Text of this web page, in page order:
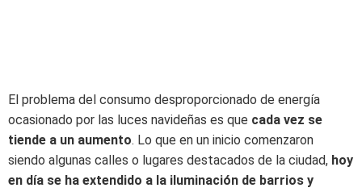
El problema del consumo desproporcionado de energía
ocasionado por las luces navideñas es que cada vez se
tiende a un aumento. Lo que en un inicio comenzaron
siendo algunas calles o lugares destacados de la ciudad, hoy
en día se ha extendido a la iluminación de barrios y